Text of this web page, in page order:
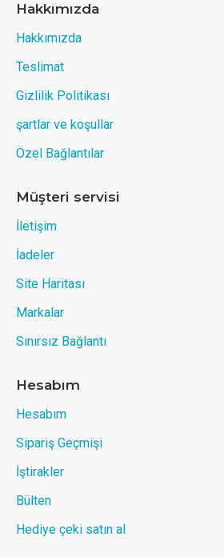
Hakkımızda
Hakkımızda
Teslimat
Gizlilik Politikası
şartlar ve koşullar
Özel Bağlantılar
Müşteri servisi
İletişim
İadeler
Site Haritası
Markalar
Sınırsız Bağlantı
Hesabım
Hesabım
Sipariş Geçmişi
İştirakler
Bülten
Hediye çeki satın al